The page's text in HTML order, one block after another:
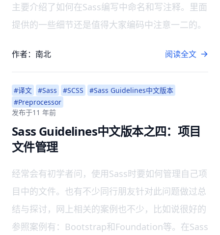
主要介绍了如何在Sass编写中命名和写注释。里面
提供的一些细节还是值得大家编码中注意一二的。
作者：南北 阅读全文
#译文 #Sass #SCSS
#Sass Guidelines中文版本
#Preprocessor
发布于11 年前
Sass Guidelines中文版本之四：项目
文件管理
经常会有初学者问，使用Sass时要如何管理自己项
目中的文件。也有不少同行朋友针对此问题做过总
结与探讨，网上相关的案例也不少，比如说很好的
参照案例有：Bootstrap和Foundation等。在Sass